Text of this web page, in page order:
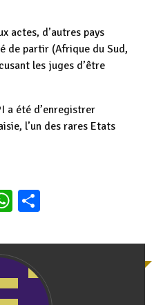
actes, d’autres pays
de partir (Afrique du Sud,
les juges d’être
a été d’enregistrer
l’un des rares Etats
WhatsApp